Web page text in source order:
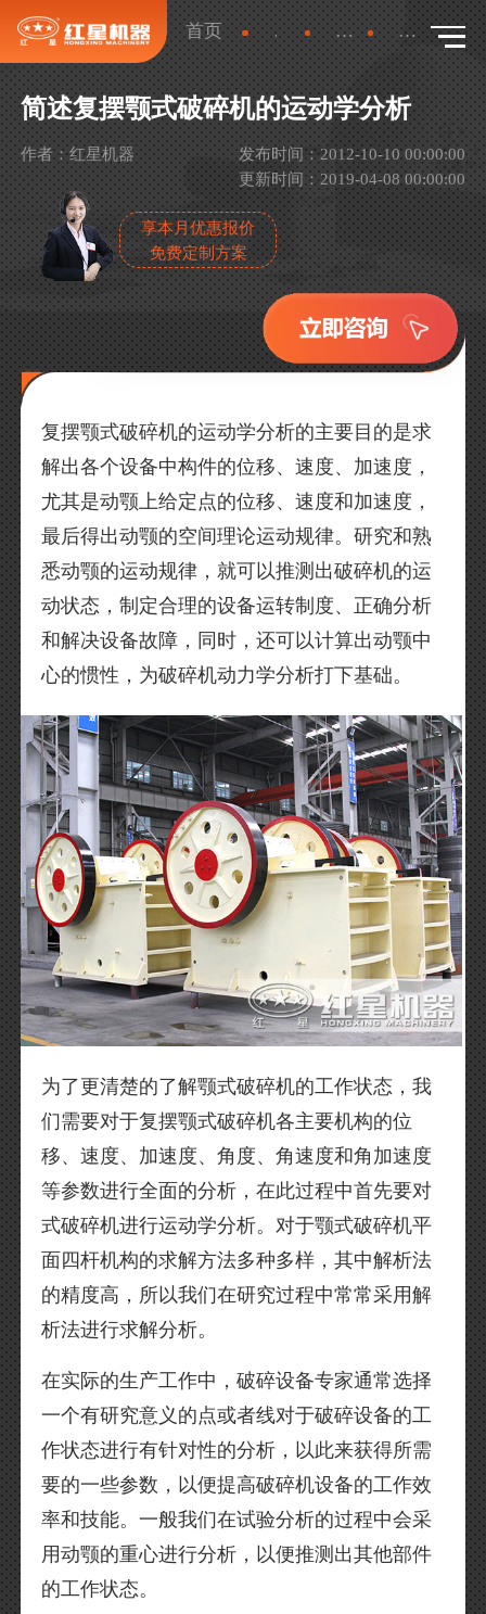
首页 新闻 行业新闻 详情
简述复摆颚式破碎机的运动学分析
作者：红星机器
发布时间：2012-10-10 00:00:00
更新时间：2019-04-08 00:00:00
享本月优惠报价
免费定制方案
复摆颚式破碎机的运动学分析的主要目的是求
解出各个设备中构件的位移、速度、加速度，
尤其是动颚上给定点的位移、速度和加速度，
最后得出动颚的空间理论运动规律。研究和熟
悉动颚的运动规律，就可以推测出破碎机的运
动状态，制定合理的设备运转制度、正确分析
和解决设备故障，同时，还可以计算出动颚中
心的惯性，为破碎机动力学分析打下基础。
为了更清楚的了解颚式破碎机的工作状态，我
们需要对于复摆颚式破碎机各主要机构的位
移、速度、加速度、角度、角速度和角加速度
等参数进行全面的分析，在此过程中首先要对
式破碎机进行运动学分析。对于颚式破碎机平
面四杆机构的求解方法多种多样，其中解析法
的精度高，所以我们在研究过程中常常采用解
析法进行求解分析。
在实际的生产工作中，破碎设备专家通常选择
一个有研究意义的点或者线对于破碎设备的工
作状态进行有针对性的分析，以此来获得所需
要的一些参数，以便提高破碎机设备的工作效
率和技能。一般我们在试验分析的过程中会采
用动颚的重心进行分析，以便推测出其他部件
的工作状态。